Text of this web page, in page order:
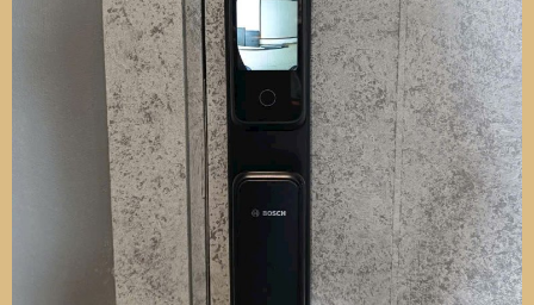
Chậu đơn 1 hộc siêu to khổng lồ
các cụ ạ! cỡ 75x45cm, có 2 màu